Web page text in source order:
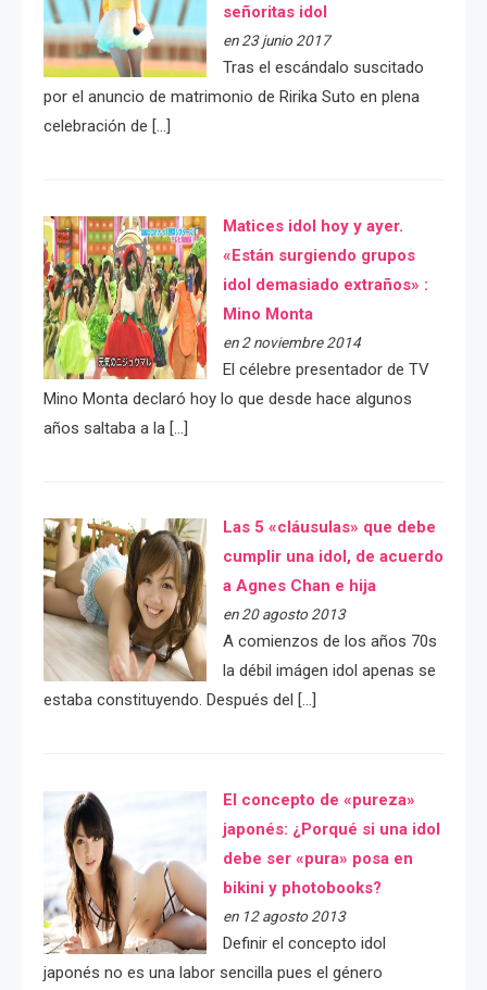
señoritas idol
en 23 junio 2017
Tras el escándalo suscitado
por el anuncio de matrimonio de Ririka Suto en plena
celebración de […]
Matices idol hoy y ayer.
«Están surgiendo grupos
idol demasiado extraños» :
Mino Monta
en 2 noviembre 2014
El célebre presentador de TV
Mino Monta declaró hoy lo que desde hace algunos
años saltaba a la […]
Las 5 «cláusulas» que debe
cumplir una idol, de acuerdo
a Agnes Chan e hija
en 20 agosto 2013
A comienzos de los años 70s
la débil imágen idol apenas se
estaba constituyendo. Después del […]
El concepto de «pureza»
japonés: ¿Porqué si una idol
debe ser «pura» posa en
bikini y photobooks?
en 12 agosto 2013
Definir el concepto idol
japonés no es una labor sencilla pues el género